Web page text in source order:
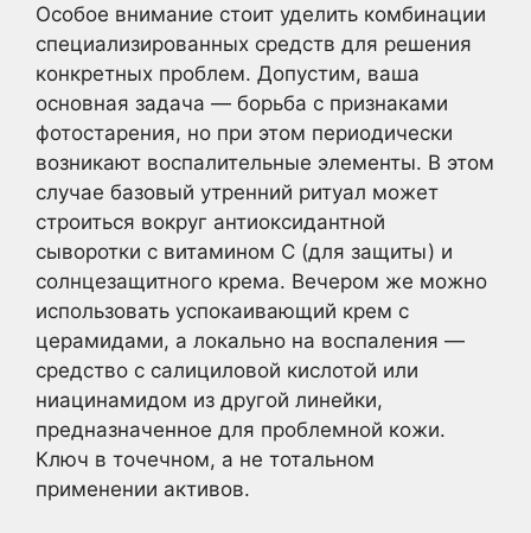
Особое внимание стоит уделить комбинации
специализированных средств для решения
конкретных проблем. Допустим, ваша
основная задача — борьба с признаками
фотостарения, но при этом периодически
возникают воспалительные элементы. В этом
случае базовый утренний ритуал может
строиться вокруг антиоксидантной
сыворотки с витамином С (для защиты) и
солнцезащитного крема. Вечером же можно
использовать успокаивающий крем с
церамидами, а локально на воспаления —
средство с салициловой кислотой или
ниацинамидом из другой линейки,
предназначенное для проблемной кожи.
Ключ в точечном, а не тотальном
применении активов.